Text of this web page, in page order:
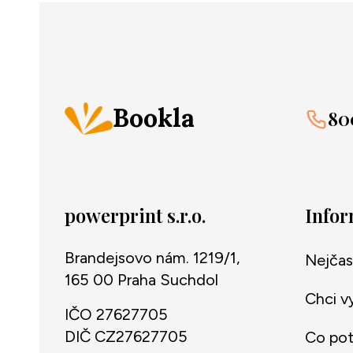
Bookla
powerprint s.r.o.
Brandejsovo nám. 1219/1,
165 00 Praha Suchdol
IČO 27627705
DIČ CZ27627705
Chci
Co